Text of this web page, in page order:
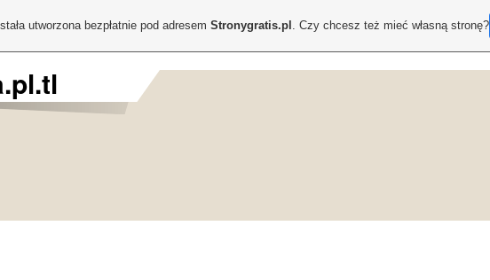
utworzona bezpłatnie pod adresem Stronygratis.pl . Czy chcesz też mieć własną stronę?